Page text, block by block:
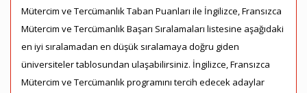
Mütercim ve Tercümanlık Taban Puanları ile İngilizce, Fransızca
Mütercim ve Tercümanlık Başarı Sıralamaları listesine aşağıdaki
en iyi sıralamadan en düşük sıralamaya doğru giden
üniversiteler tablosundan ulaşabilirsiniz. İngilizce, Fransızca
Mütercim ve Tercümanlık programını tercih edecek adaylar